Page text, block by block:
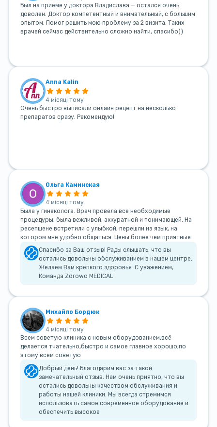
Был на приёме у доктора Владислава — остался очень
доволен. Доктор компетентный и внимательный, с большим
опытом. Помог решить мою проблему за 2 визита. Таких
врачей сейчас действительно сложно найти, спасибо))
Anna Kalin
4 місяці тому
Очень быстро выписали онлайн рецепт на несколько
препаратов сразу. Рекомендую!
Ольга Каминская
4 місяці тому
Была у гинеколога. Врач провела все необходимые
процедуры, была вежливой, аккуратной и понимающей. На
ресепшене встретили с улыбкой, перешли на язык, на
котором мне удобно общаться. Цены более чем приятные
Спасибо за Ваш отзыв! Рады слышать, что вы
остались довольны обслуживанием в нашем центре.
Желаем Вам крепкого здоровья. С уважением,
Команда Zdrowo MEDICAL
Михайло Бордюк
4 місяці тому
Всем советую клиника с новым оборудованием,всё
делается тчательно,быстро и самое главное хорошо,по
этому всем советую
Добрый день! Благодарим вас за такой
замечательный отзыв. Нам очень приятно, что вы
остались довольны качеством обслуживания и
работы нашей клиники. Мы всегда стремимся
использовать самое современное оборудование и
обеспечить высокое